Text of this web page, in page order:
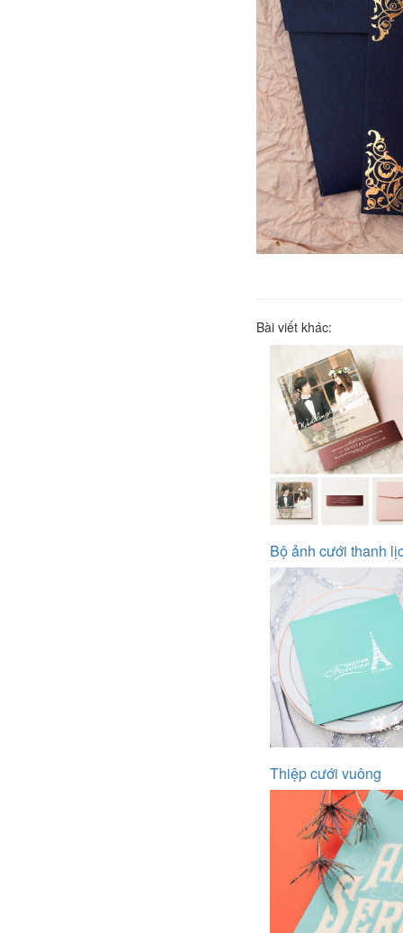
Bài viết khác:
Bộ ảnh cưới thanh
Thiệp cưới vuông